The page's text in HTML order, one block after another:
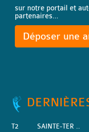
sur notre portail et
partenaires...
Déposer une
T2 SAINTE-TER ..